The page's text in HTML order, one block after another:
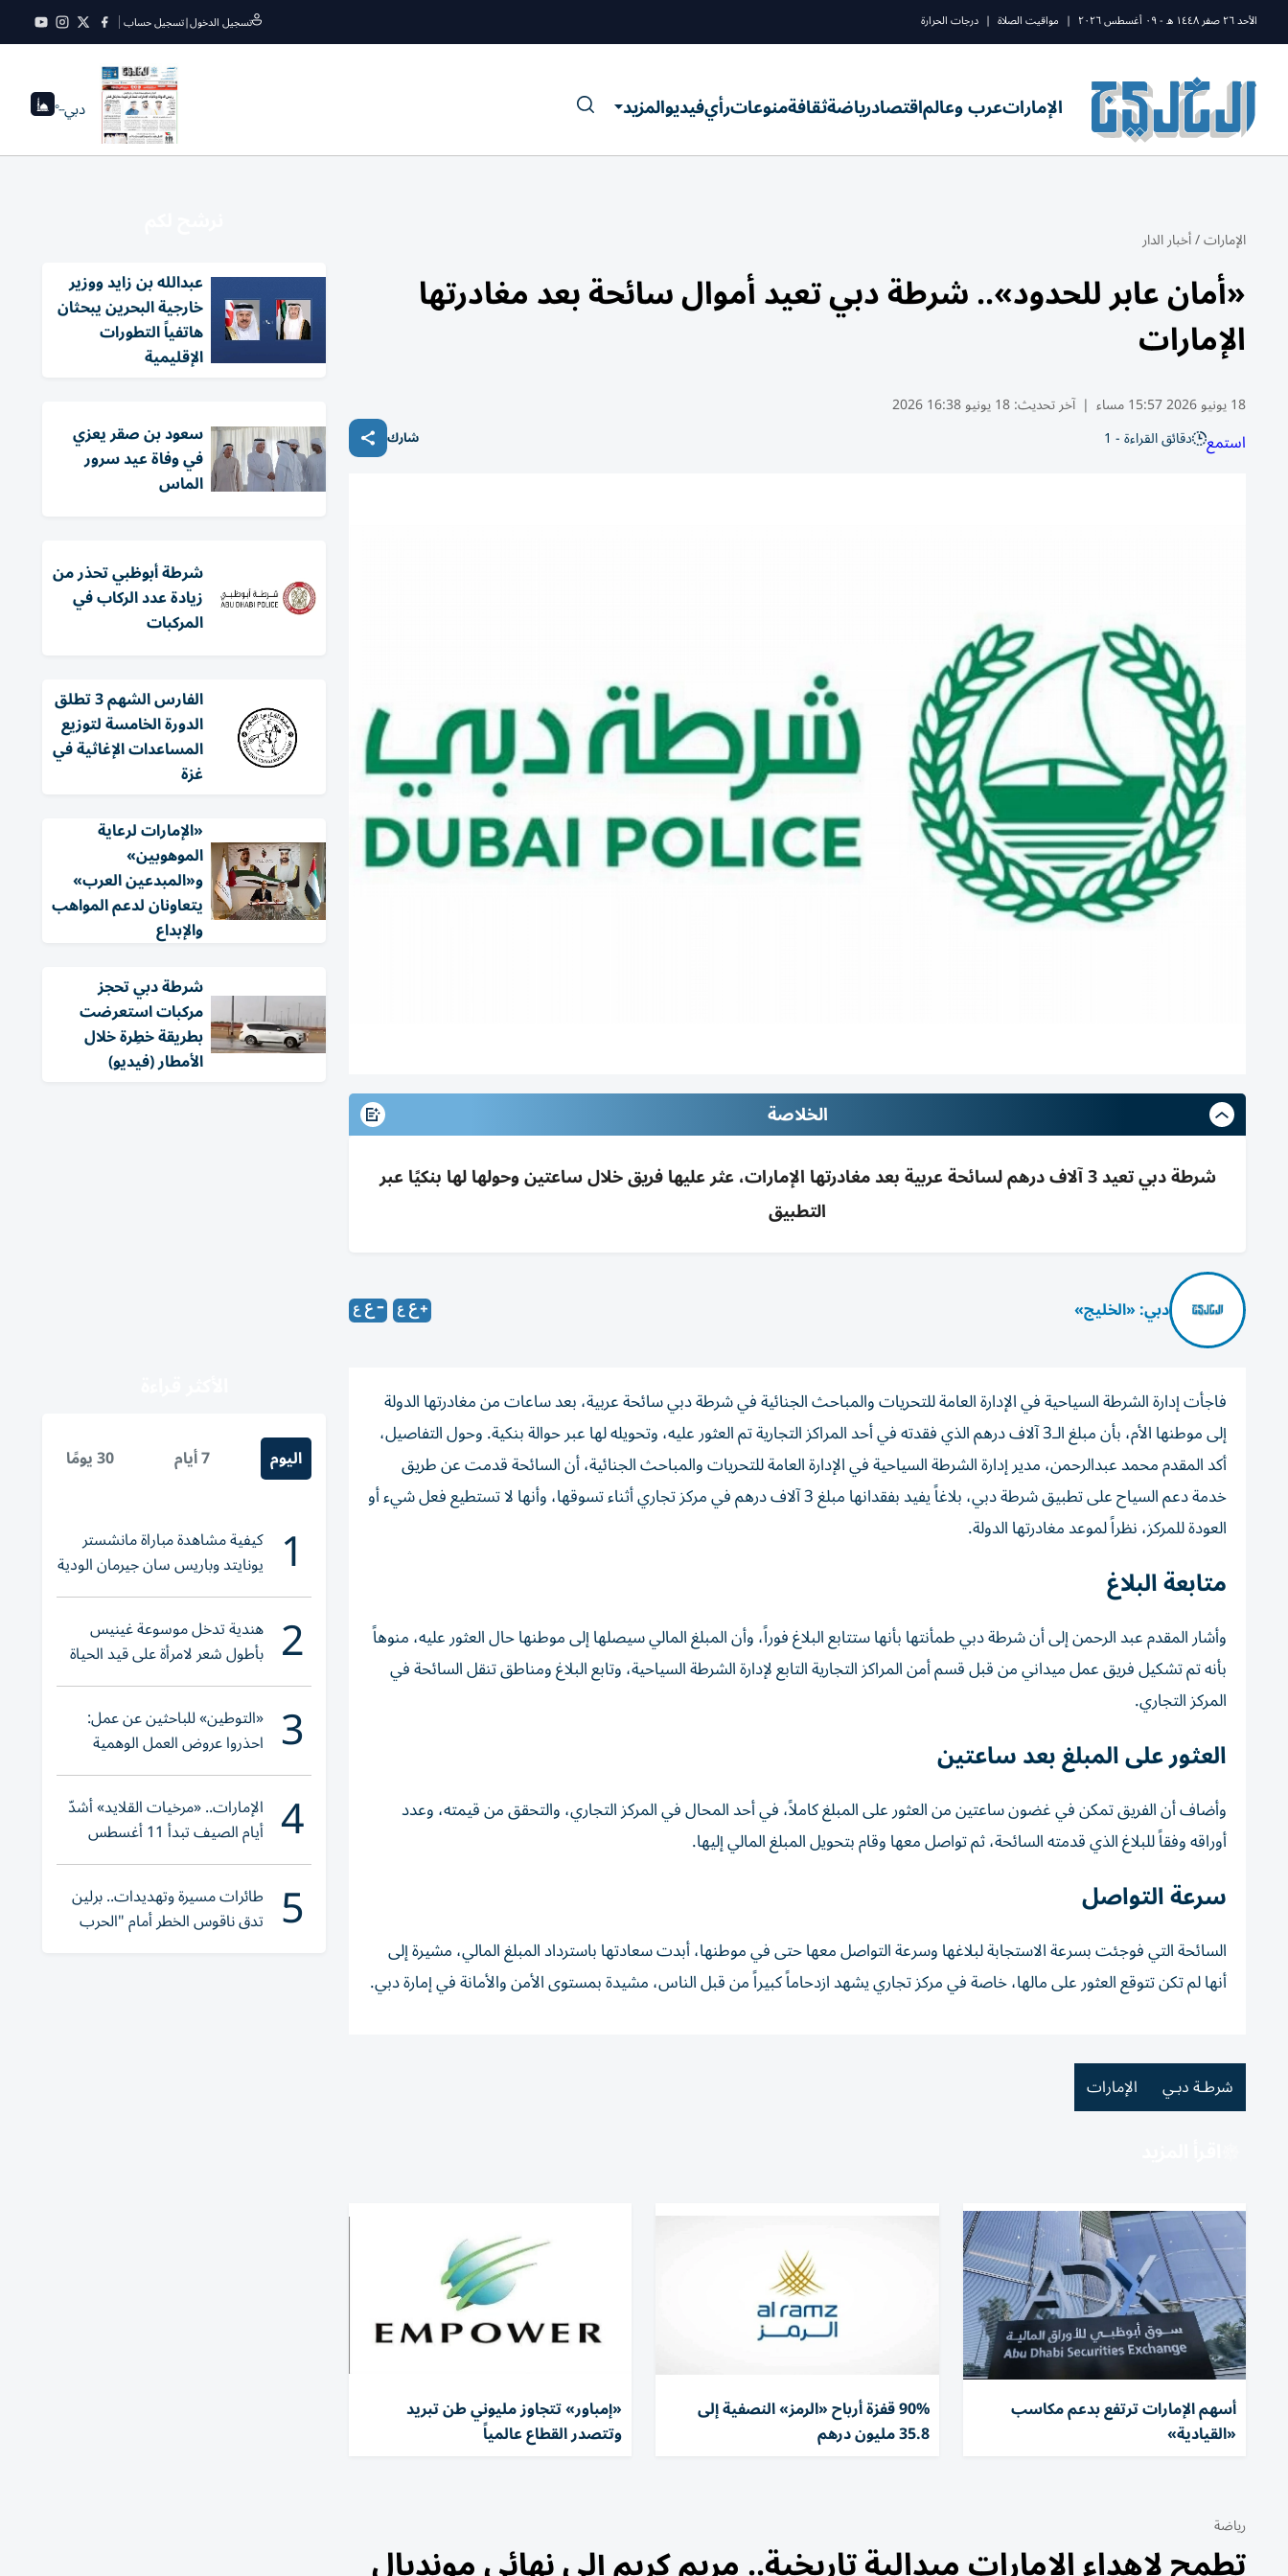
الأحد ٢٦ صفر ١٤٤٨ ه - ٠٩ أغسطس ٢٠٢٦ | مواقيت الصلاة | درجات الحرارة تسجيل الدخول|تسجيل حساب
الإماراتعرب وعالماقتصادرياضةثقافةمنوعاترأيفيديوالمزيد دبي--°
الإمارات/أخبار الدار
«أمان عابر للحدود».. شرطة دبي تعيد أموال سائحة بعد مغادرتها
الإمارات
18 يونيو 2026 15:57 مساء | آخر تحديث:18 يونيو 16:38 2026
استمع دقائق القراءة - 1 شارك
الخلاصة
شرطة دبي تعيد 3 آلاف درهم لسائحة عربية بعد مغادرتها الإمارات، عثر عليها فريق خلال ساعتين وحولها لها بنكيًا عبر
التطبيق
دبي: «الخليج»
فاجأت إدارة الشرطة السياحية في الإدارة العامة للتحريات والمباحث الجنائية في شرطة دبي سائحة عربية، بعد ساعات من مغادرتها الدولة
إلى موطنها الأم، بأن مبلغ الـ3 آلاف درهم الذي فقدته في أحد المراكز التجارية تم العثور عليه، وتحويله لها عبر حوالة بنكية. وحول التفاصيل،
أكد المقدم محمد عبدالرحمن، مدير إدارة الشرطة السياحية في الإدارة العامة للتحريات والمباحث الجنائية، أن السائحة قدمت عن طريق
خدمة دعم السياح على تطبيق شرطة دبي، بلاغاً يفيد بفقدانها مبلغ 3 آلاف درهم في مركز تجاري أثناء تسوقها، وأنها لا تستطيع فعل شيء أو
العودة للمركز، نظراً لموعد مغادرتها الدولة.
متابعة البلاغ
وأشار المقدم عبد الرحمن إلى أن شرطة دبي طمأنتها بأنها ستتابع البلاغ فوراً، وأن المبلغ المالي سيصلها إلى موطنها حال العثور عليه، منوهاً
بأنه تم تشكيل فريق عمل ميداني من قبل قسم أمن المراكز التجارية التابع لإدارة الشرطة السياحية، وتابع البلاغ ومناطق تنقل السائحة في
المركز التجاري.
العثور على المبلغ بعد ساعتين
وأضاف أن الفريق تمكن في غضون ساعتين من العثور على المبلغ كاملاً، في أحد المحال في المركز التجاري، والتحقق من قيمته، وعدد
أوراقه وفقاً للبلاغ الذي قدمته السائحة، ثم تواصل معها وقام بتحويل المبلغ المالي إليها.
سرعة التواصل
السائحة التي فوجئت بسرعة الاستجابة لبلاغها وسرعة التواصل معها حتى في موطنها، أبدت سعادتها باسترداد المبلغ المالي، مشيرة إلى
أنها لم تكن تتوقع العثور على مالها، خاصة في مركز تجاري يشهد ازدحاماً كبيراً من قبل الناس، مشيدة بمستوى الأمن والأمانة في إمارة دبي.
شرطـة دبـي الإمارات
أسهم الإمارات ترتفع بدعم مكاسب
«القيادية»
90% قفزة أرباح «الرمز» النصفية إلى
35.8 مليون درهم
«إمباور» تتجاوز مليوني طن تبريد
وتتصدر القطاع عالمياً
رياضة
عبدالله بن زايد ووزير
خارجية البحرين يبحثان
هاتفياً التطورات
الإقليمية
سعود بن صقر يعزي
في وفاة عيد سرور
الماس
شرطة أبوظبي تحذر من
زيادة عدد الركاب في
المركبات
الفارس الشهم 3 تطلق
الدورة الخامسة لتوزيع
المساعدات الإغاثية في
غزة
«الإمارات لرعاية
الموهوبين»
و«المبدعين العرب»
يتعاونان لدعم المواهب
والإبداع
شرطة دبي تحجز
مركبات استعرضت
بطريقة خطِرة خلال
الأمطار (فيديو)
اليوم 7 أيام 30 يومًا
1 كيفية مشاهدة مباراة مانشستر
يونايتد وباريس سان جيرمان الودية
والقنوات الناقلة
2 هندية تدخل موسوعة غينيس
بأطول شعر لامرأة على قيد الحياة
3 «التوطين» للباحثين عن عمل:
احذروا عروض العمل الوهمية
وتحققوا عبر «الباركود»
4 الإمارات.. «مرخيات القلايد» أشدّ
أيام الصيف تبدأ 11 أغسطس
5 طائرات مسيرة وتهديدات.. برلين
تدق ناقوس الخطر أمام "الحرب